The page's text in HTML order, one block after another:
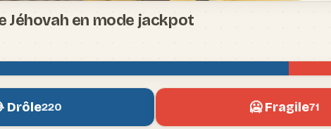
Jéhovah en mode jackpot
Drôle220 🥶 Fragile71